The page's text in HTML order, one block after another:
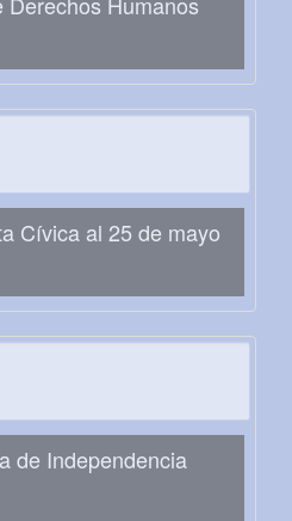
Cívica al 25 de mayo
de Independencia